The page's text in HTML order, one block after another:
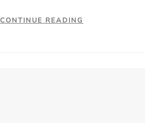
CONTINUE READING